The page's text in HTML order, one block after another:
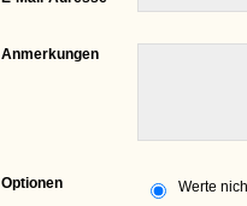
Anmerkungen
Optionen
Werte